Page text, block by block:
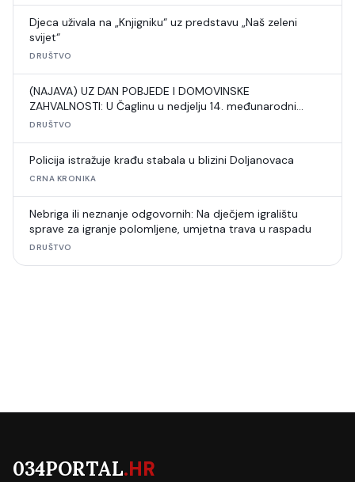
Djeca uživala na „Knjigniku“ uz predstavu „Naš zeleni
svijet“
DRUŠTVO
(NAJAVA) UZ DAN POBJEDE I DOMOVINSKE
ZAHVALNOSTI: U Čaglinu u nedjelju 14. međunarodni
šahovski turnir
DRUŠTVO
Policija istražuje krađu stabala u blizini Doljanovaca
CRNA KRONIKA
Nebriga ili neznanje odgovornih: Na dječjem igralištu
sprave za igranje polomljene, umjetna trava u raspadu
DRUŠTVO
034PORTAL.HR